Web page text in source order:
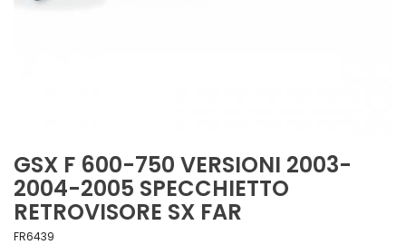
GSX F 600-750 VERSIONI 2003-
2004-2005 SPECCHIETTO
RETROVISORE SX FAR
FR6439